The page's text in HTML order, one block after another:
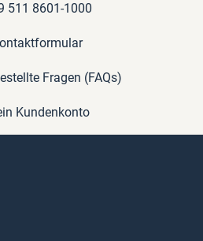
511 8601-1000
Fragen (FAQs)
Kundenkonto